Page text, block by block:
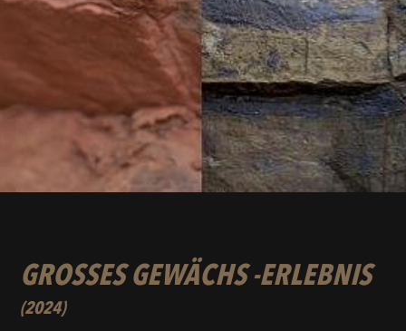
GROSSES GEWÄCHS -ERLEBNIS
(2024)